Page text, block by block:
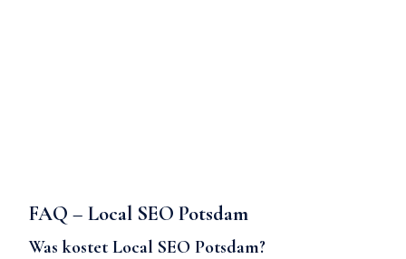
FAQ – Local SEO Potsdam
Was kostet Local SEO Potsdam?